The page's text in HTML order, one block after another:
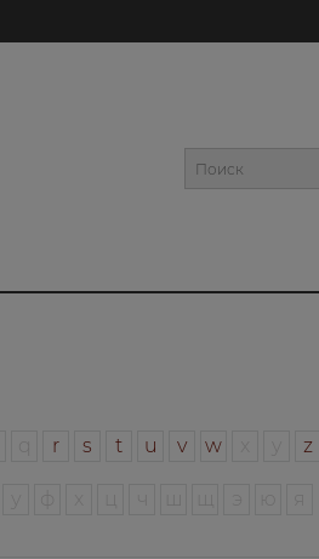
r s t u v w z